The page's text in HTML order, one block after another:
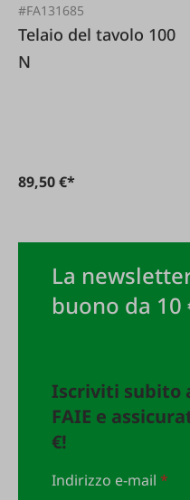
#FA131685
Telaio del tavolo 100
N
89,50 €*
La
buono da 10
Iscriviti subito
FAIE e
€!
Indirizzo e-mail*